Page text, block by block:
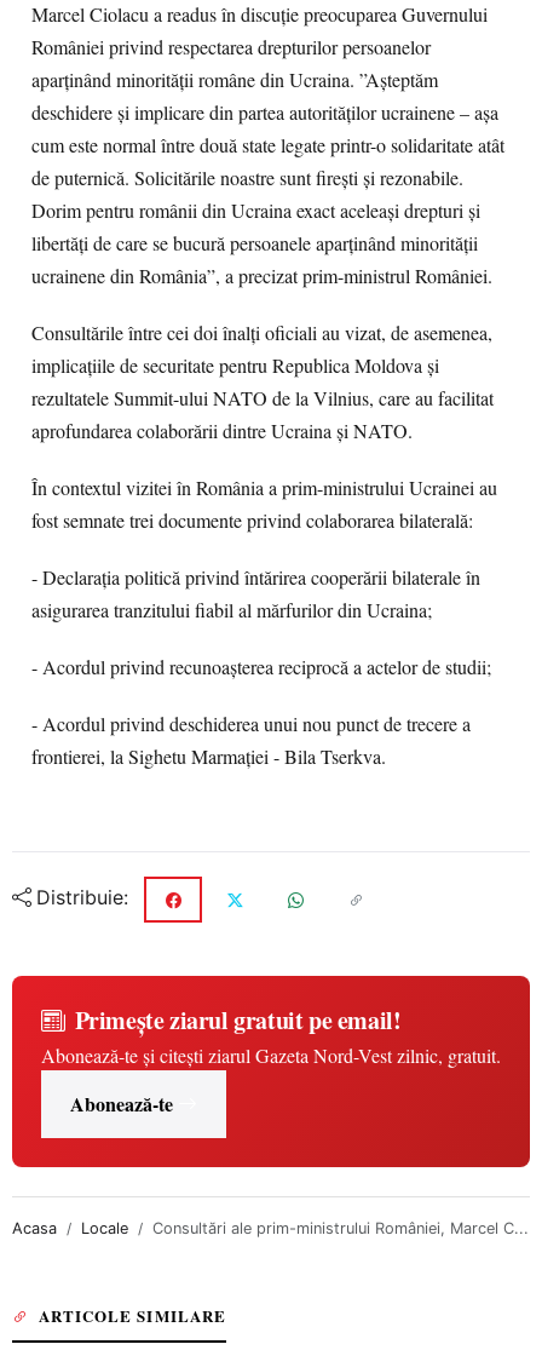
Marcel Ciolacu a readus în discuție preocuparea Guvernului
României privind respectarea drepturilor persoanelor
aparținând minorității române din Ucraina. ”Așteptăm
deschidere și implicare din partea autorităților ucrainene – așa
cum este normal între două state legate printr-o solidaritate atât
de puternică. Solicitările noastre sunt firești și rezonabile.
Dorim pentru românii din Ucraina exact aceleași drepturi și
libertăți de care se bucură persoanele aparținând minorității
ucrainene din România”, a precizat prim-ministrul României.
Consultările între cei doi înalți oficiali au vizat, de asemenea,
implicațiile de securitate pentru Republica Moldova și
rezultatele Summit-ului NATO de la Vilnius, care au facilitat
aprofundarea colaborării dintre Ucraina și NATO.
În contextul vizitei în România a prim-ministrului Ucrainei au
fost semnate trei documente privind colaborarea bilaterală:
- Declarația politică privind întărirea cooperării bilaterale în
asigurarea tranzitului fiabil al mărfurilor din Ucraina;
- Acordul privind recunoașterea reciprocă a actelor de studii;
- Acordul privind deschiderea unui nou punct de trecere a
frontierei, la Sighetu Marmației - Bila Tserkva.
Distribuie:
Primește ziarul gratuit pe email!
Abonează-te și citești ziarul Gazeta Nord-Vest zilnic, gratuit.
Abonează-te
Acasa Locale Consultări ale prim-ministrului României, Marcel C...
ARTICOLE SIMILARE